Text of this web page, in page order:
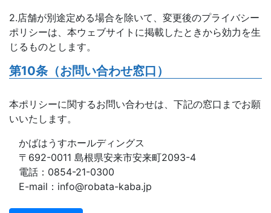
2.店舗が別途定める場合を除いて、変更後のプライバシー
ポリシーは、本ウェブサイトに掲載したときから効力を生
じるものとします。
第10条（お問い合わせ窓口）
本ポリシーに関するお問い合わせは、下記の窓口までお願
いいたします。
かばはうすホールディングス
〒692-0011 島根県安来市安来町2093-4
電話：0854-21-0300
E-mail：info@robata-kaba.jp